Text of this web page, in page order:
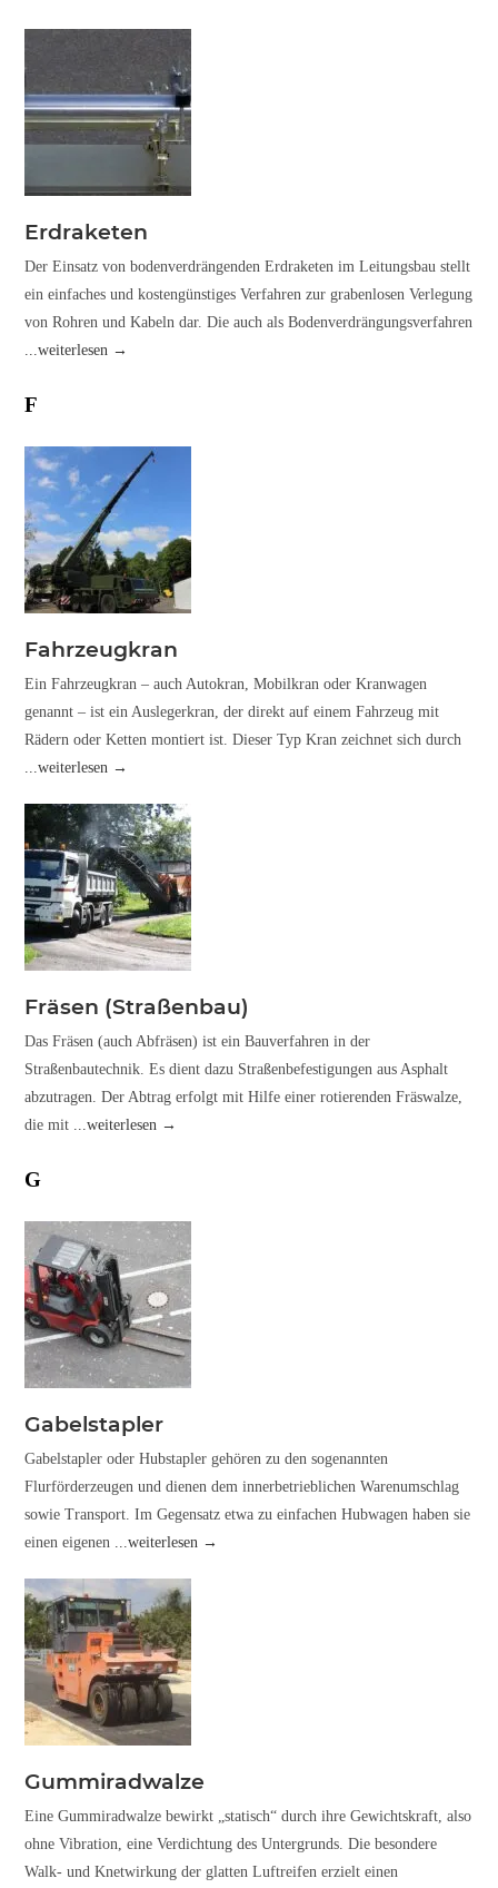
Erdraketen
Der Einsatz von bodenverdrängenden Erdraketen im Leitungsbau stellt
ein einfaches und kostengünstiges Verfahren zur grabenlosen Verlegung
von Rohren und Kabeln dar. Die auch als Bodenverdrängungsverfahren
...weiterlesen →
F
Fahrzeugkran
Ein Fahrzeugkran – auch Autokran, Mobilkran oder Kranwagen
genannt – ist ein Auslegerkran, der direkt auf einem Fahrzeug mit
Rädern oder Ketten montiert ist. Dieser Typ Kran zeichnet sich durch
...weiterlesen →
Fräsen (Straßenbau)
Das Fräsen (auch Abfräsen) ist ein Bauverfahren in der
Straßenbautechnik. Es dient dazu Straßenbefestigungen aus Asphalt
abzutragen. Der Abtrag erfolgt mit Hilfe einer rotierenden Fräswalze,
die mit ...weiterlesen →
G
Gabelstapler
Gabelstapler oder Hubstapler gehören zu den sogenannten
Flurförderzeugen und dienen dem innerbetrieblichen Warenumschlag
sowie Transport. Im Gegensatz etwa zu einfachen Hubwagen haben sie
einen eigenen ...weiterlesen →
Gummiradwalze
Eine Gummiradwalze bewirkt „statisch“ durch ihre Gewichtskraft, also
ohne Vibration, eine Verdichtung des Untergrunds. Die besondere
Walk- und Knetwirkung der glatten Luftreifen erzielt einen